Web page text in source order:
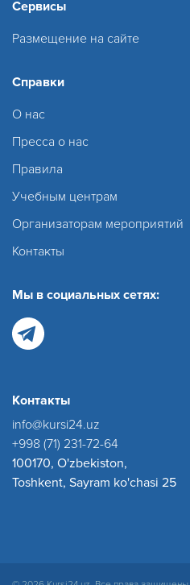
Сервисы
Размещение на сайте
Справки
О нас
Пресса о нас
Правила
Учебным центрам
Организаторам мероприятий
Контакты
Мы в социальных сетях:
Контакты
info@kursi24.uz
+998 (71) 231-72-64
100170, O'zbekiston,
Toshkent, Sayram ko'chasi 25